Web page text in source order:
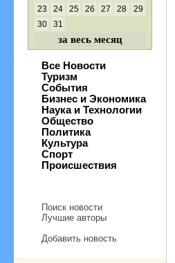
23
24 25 26 27 28
29
30
31
за весь месяц
Все Новости
Туризм
События
Бизнес и Экономика
Наука и Технологии
Общество
Политика
Культура
Спорт
Происшествия
Поиск новости
Лучшие авторы
Добавить новость